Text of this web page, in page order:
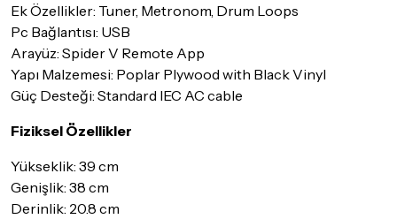
Ek Özellikler: Tuner, Metronom, Drum Loops
Pc Bağlantısı: USB
Arayüz: Spider V Remote App
Yapı Malzemesi: Poplar Plywood with Black Vinyl
Güç Desteği: Standard IEC AC cable
Fiziksel Özellikler
Yükseklik: 39 cm
Genişlik: 38 cm
Derinlik: 20.8 cm